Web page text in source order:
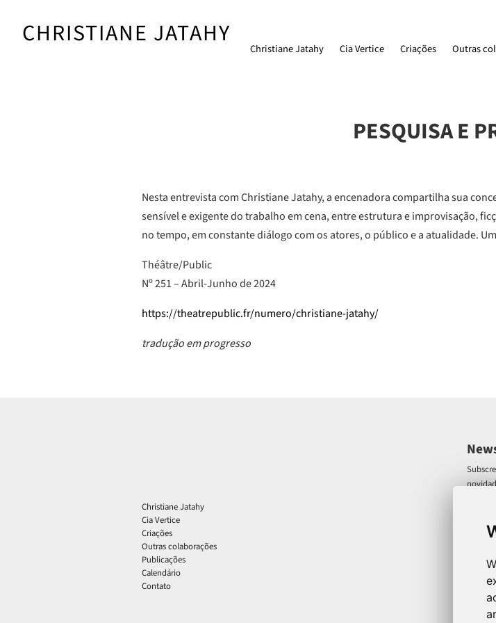
contentCHRISTIANE JATAHY Christiane Jatahy Cia Vertice Criações Outras
PESQUISA E
Nesta entrevista com Christiane Jatahy, a encenadora compartilha sua
sensível e exigente do trabalho em cena, entre estrutura e improvisação,
no tempo, em constante diálogo com os atores, o público e a atualidade.
Théâtre/Public
Nº 251 – Abril-Junho de 2024
https://theatrepublic.fr/numero/christiane-jatahy/
tradução em progresso
Christiane Jatahy
Cia Vertice
Criações
Outras colaborações
Publicações
Calendário
Contato